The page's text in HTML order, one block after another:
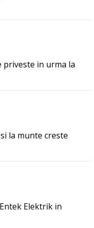
priveste in urma la
la munte creste
Elektrik in